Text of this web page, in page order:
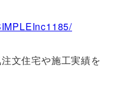
文住宅や施工実績を